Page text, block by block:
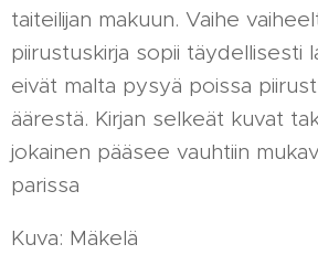
taiteilijan makuun. Vaihe
piirustuskirja sopii täydellisesti
eivät malta pysyä poissa
äärestä. Kirjan selkeät kuvat
jokainen pääsee vauhtiin
parissa
Kuva: Mäkelä